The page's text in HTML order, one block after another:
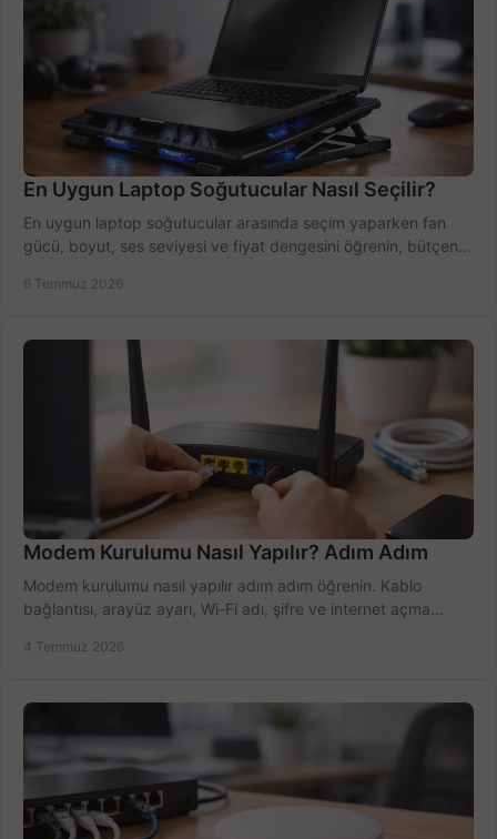
En Uygun Laptop Soğutucular Nasıl Seçilir?
En uygun laptop soğutucular arasında seçim yaparken fan
gücü, boyut, ses seviyesi ve fiyat dengesini öğrenin, bütçenizi
6 Temmuz 2026
Modem Kurulumu Nasıl Yapılır? Adım Adım
Modem kurulumu nasıl yapılır adım adım öğrenin. Kablo
bağlantısı, arayüz ayarı, Wi-Fi adı, şifre ve internet açma
4 Temmuz 2026